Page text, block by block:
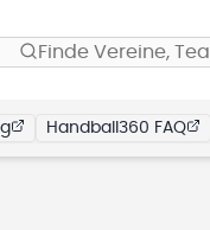
Finde Vereine,
Handball360 FAQ